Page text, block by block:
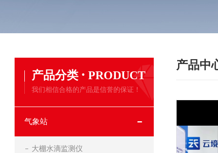
产品分类 · PRODUCT
我们相信合格的产品是信誉的保证！
气象站
大棚水滴监测仪
产品中